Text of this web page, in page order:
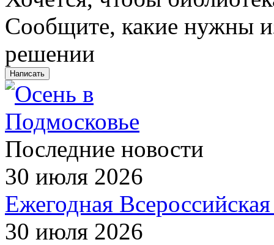
Сообщите, какие нужны
решении
Написать
Последние новости
30 июля 2026
Ежегодная
30 июля 2026